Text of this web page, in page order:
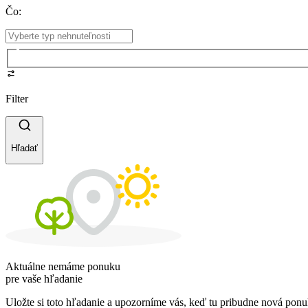
Čo:
Filter
Hľadať
Aktuálne nemáme ponuku
pre vaše hľadanie
Uložte si toto hľadanie a upozorníme vás, keď tu pribudne nová